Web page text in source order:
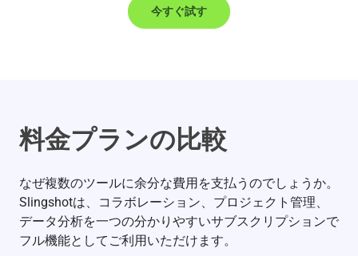
今すぐ試す
料金プランの比較
なぜ複数のツールに余分な費用を支払うのでしょうか。
Slingshotは、コラボレーション、プロジェクト管理、
データ分析を一つの分かりやすいサブスクリプションで
フル機能としてご利用いただけます。